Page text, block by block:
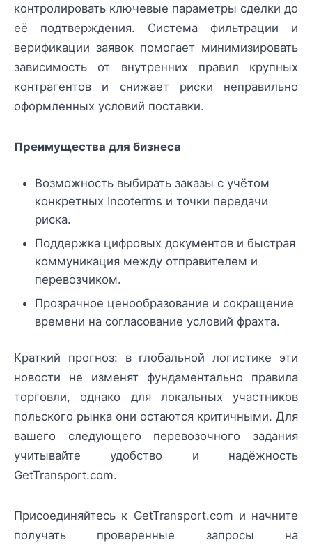
контролировать ключевые параметры сделки до
её подтверждения. Система фильтрации и
верификации заявок помогает минимизировать
зависимость от внутренних правил крупных
контрагентов и снижает риски неправильно
оформленных условий поставки.
Преимущества для бизнеса
Возможность выбирать заказы с учётом
конкретных Incoterms и точки передачи
риска.
Поддержка цифровых документов и быстрая
коммуникация между отправителем и
перевозчиком.
Прозрачное ценообразование и сокращение
времени на согласование условий фрахта.
Краткий прогноз: в глобальной логистике эти
новости не изменят фундаментально правила
торговли, однако для локальных участников
польского рынка они остаются критичными. Для
вашего следующего перевозочного задания
учитывайте удобство и надёжность
GetTransport.com.
Присоединяйтесь к GetTransport.com и начните
получать проверенные запросы на